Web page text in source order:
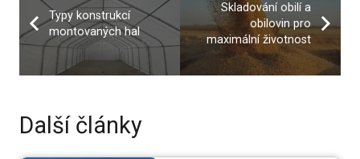
Typy konstrukcí
montovaných hal
Skladování obilí a
obilovin pro
maximální životnost
Další články